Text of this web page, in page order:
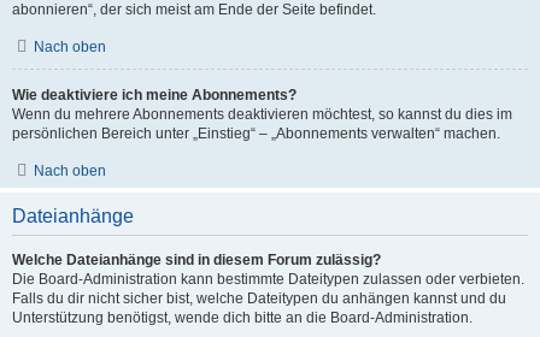
abonnieren“, der sich meist am Ende der Seite befindet.
Nach oben
Wie deaktiviere ich meine Abonnements?
Wenn du mehrere Abonnements deaktivieren möchtest, so kannst du dies im
persönlichen Bereich unter „Einstieg“ – „Abonnements verwalten“ machen.
Nach oben
Dateianhänge
Welche Dateianhänge sind in diesem Forum zulässig?
Die Board-Administration kann bestimmte Dateitypen zulassen oder verbieten.
Falls du dir nicht sicher bist, welche Dateitypen du anhängen kannst und du
Unterstützung benötigst, wende dich bitte an die Board-Administration.